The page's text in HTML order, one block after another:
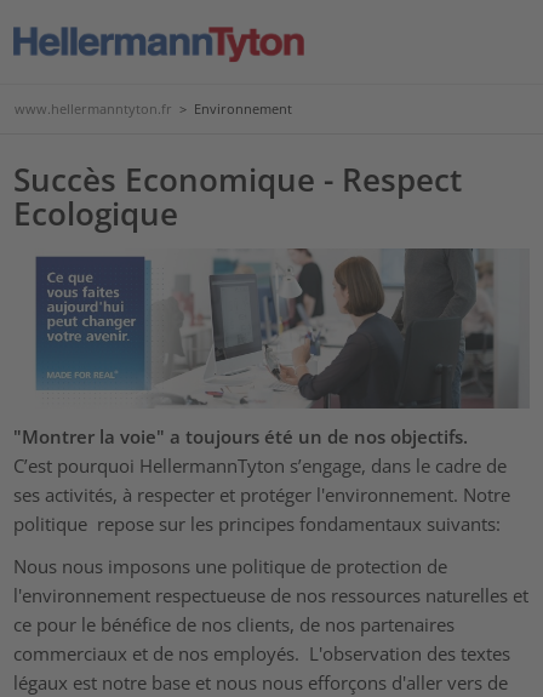
www.hellermanntyton.fr > Environnement
Succès Economique - Respect
Ecologique
"Montrer la voie" a toujours été un de nos objectifs.
C’est pourquoi HellermannTyton s’engage, dans le cadre de
ses activités, à respecter et protéger l'environnement. Notre
politique repose sur les principes fondamentaux suivants:
Nous nous imposons une politique de protection de
l'environnement respectueuse de nos ressources naturelles et
ce pour le bénéfice de nos clients, de nos partenaires
commerciaux et de nos employés. L'observation des textes
légaux est notre base et nous nous efforçons d'aller vers de